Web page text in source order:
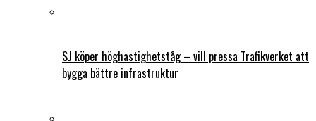
SJ köper höghastighetståg – vill pressa Trafikverket att
bygga bättre infrastruktur